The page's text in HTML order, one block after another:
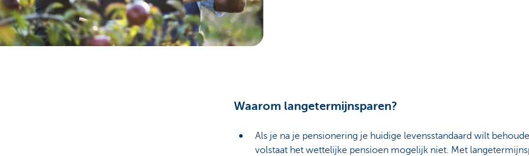
Waarom langetermijnsparen?
Als je na je pensionering je huidige levensstandaard wilt
volstaat het wettelijke pensioen mogelijk niet. Met